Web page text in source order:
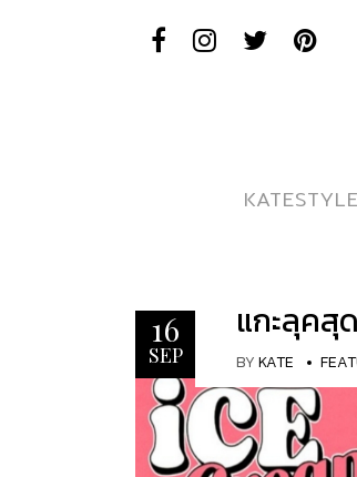
KATESTYLE
KATESTYLE
16
SEP
แกะลุคสุ
BYKATE